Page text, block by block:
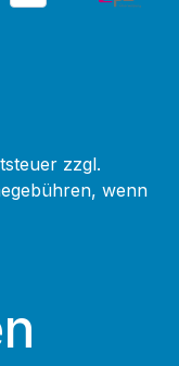
zzgl.
wenn